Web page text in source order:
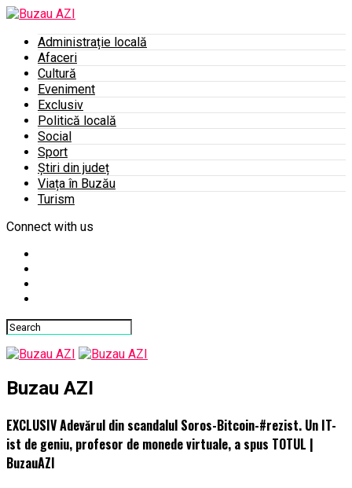
Administrație locală
Afaceri
Cultură
Eveniment
Exclusiv
Politică locală
Social
Sport
Știri din județ
Viața în Buzău
Turism
Connect with us
Buzau AZI
EXCLUSIV Adevărul din scandalul Soros-Bitcoin-#rezist. Un IT-
ist de geniu, profesor de monede virtuale, a spus TOTUL |
BuzauAZI